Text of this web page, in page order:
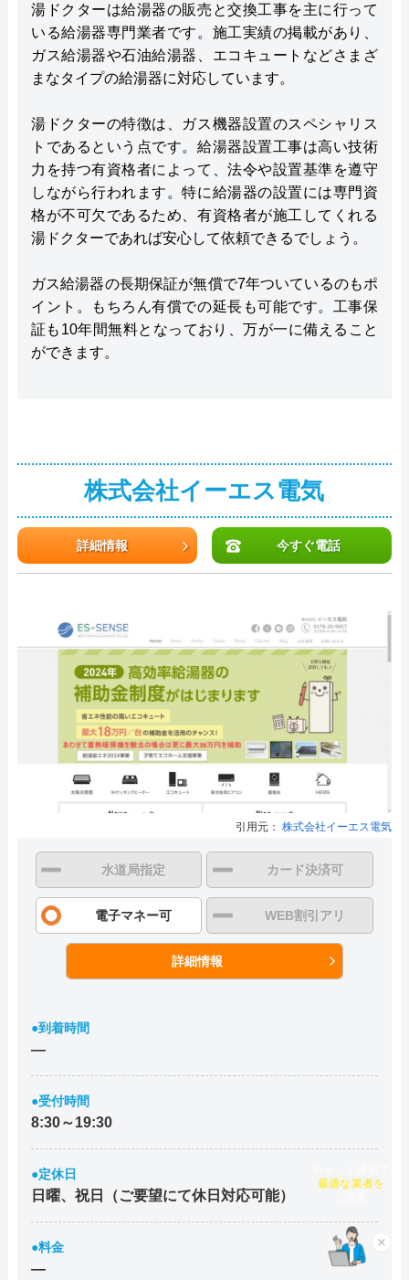
湯ドクターは給湯器の販売と交換工事を主に行って
いる給湯器専門業者です。施工実績の掲載があり、
ガス給湯器や石油給湯器、エコキュートなどさまざ
まなタイプの給湯器に対応しています。
湯ドクターの特徴は、ガス機器設置のスペシャリス
トであるという点です。給湯器設置工事は高い技術
力を持つ有資格者によって、法令や設置基準を遵守
しながら行われます。特に給湯器の設置には専門資
格が不可欠であるため、有資格者が施工してくれる
湯ドクターであれば安心して依頼できるでしょう。
ガス給湯器の長期保証が無償で7年ついているのもポ
イント。もちろん有償での延長も可能です。工事保
証も10年間無料となっており、万が一に備えること
ができます。
株式会社イーエス電気
詳細情報 今すぐ電話
引用元： 株式会社イーエス電気
水道局指定 カード決済可
電子マネー可 WEB割引アリ
詳細情報
●到着時間
―
●受付時間
8:30～19:30
●定休日
日曜、祝日（ご要望にて休日対応可能）
●料金
―
×
最適な業者を